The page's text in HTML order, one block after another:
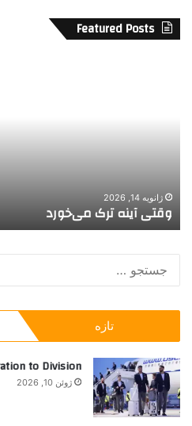
Featured Posts
دستفروش
تازه
to Division
ژوئن 10, 2026